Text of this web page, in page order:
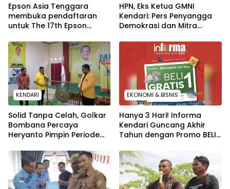
Epson Asia Tenggara
membuka pendaftaran
untuk The 17th Epson
2026
HPN, Eks Ketua GMNI
Kendari: Pers Penyangga
Demokrasi dan Mitra
KENDARI
Solid Tanpa Celah, Golkar
Bombana Percaya
Heryanto Pimpin Periode
EKONOMI & BISNIS
Hanya 3 Hari! Informa
Kendari Guncang Akhir
Tahun dengan Promo BELI 1